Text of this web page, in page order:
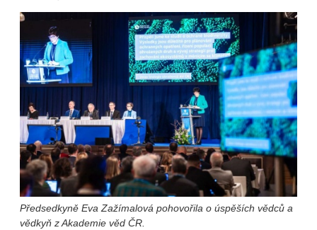
Předsedkyně Eva Zažímalová pohovořila o úspěších vědců a
vědkyň z Akademie věd ČR.